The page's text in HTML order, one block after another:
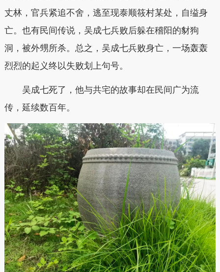
丈林，官兵紧追不舍，逃至现泰顺筱村某处，自缢身
亡。也有民间传说，吴成七兵败后躲在稽阳的豺狗
洞，被外甥所杀。总之，吴成七兵败身亡，一场轰轰
烈烈的起义终以失败划上句号。
吴成七死了，他与共宅的故事却在民间广为流
传，延续数百年。